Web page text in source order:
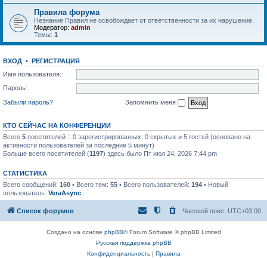
Правила форума
Незнание Правил не освобождает от ответственности за их нарушение.
Модератор: admin
Темы: 1
ВХОД • РЕГИСТРАЦИЯ
Имя пользователя:
Пароль:
Забыли пароль?
Запомнить меня
КТО СЕЙЧАС НА КОНФЕРЕНЦИИ
Всего 5 посетителей :: 0 зарегистрированных, 0 скрытых и 5 гостей (основано на
активности пользователей за последние 5 минут)
Больше всего посетителей (1197) здесь было Пт июл 24, 2026 7:44 pm
СТАТИСТИКА
Всего сообщений: 160 • Всего тем: 55 • Всего пользователей: 194 • Новый
пользователь: VeraAsync
Список форумов Часовой пояс: UTC+03:00
Создано на основе phpBB® Forum Software © phpBB Limited
Русская поддержка phpBB
Конфиденциальность| Правила